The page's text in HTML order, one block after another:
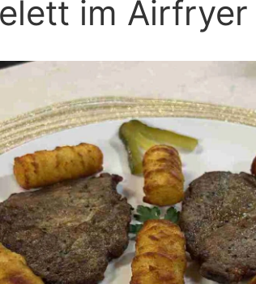
im Airfryer